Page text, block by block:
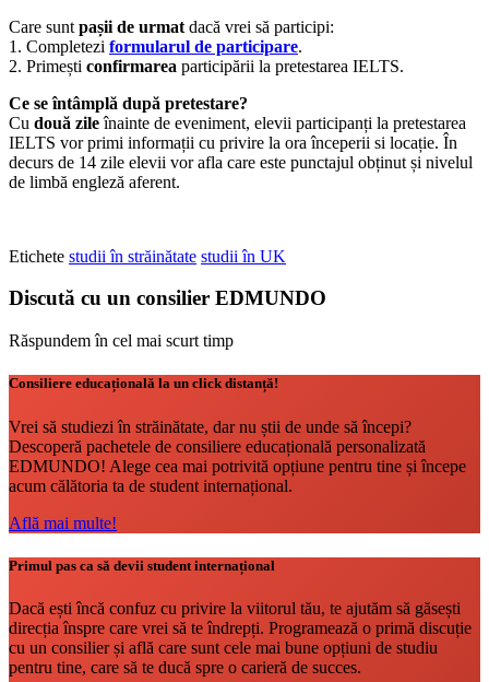
Care sunt pașii de urmat dacă vrei să participi:
1. Completezi formularul de participare.
2. Primești confirmarea participării la pretestarea IELTS.
Ce se întâmplă după pretestare?
Cu două zileînainte de eveniment, elevii participanți la pretestarea
IELTS vor primi informații cu privire la ora începerii si locație. În
decurs de 14 zile elevii vor afla care este punctajul obținut și nivelul
de limbă engleză aferent.
Etichete studii în străinătate studii în UK
Discută cu un consilier EDMUNDO
Răspundem în cel mai scurt timp
Consiliere educațională la un click distanță!
Vrei să studiezi în străinătate, dar nu știi de unde să începi?
Descoperă pachetele de consiliere educațională personalizată
EDMUNDO! Alege cea mai potrivită opțiune pentru tine și începe
acum călătoria ta de student internațional.
Află mai multe!
Primul pas ca să devii student internațional
Dacă ești încă confuz cu privire la viitorul tău, te ajutăm să găsești
direcția înspre care vrei să te îndrepți. Programează o primă discuție
cu un consilier și află care sunt cele mai bune opțiuni de studiu
pentru tine, care să te ducă spre o carieră de succes.